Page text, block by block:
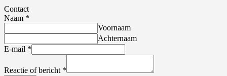
Contact
Naam *
Voornaam
Achternaam
E-mail *
Reactie of bericht *